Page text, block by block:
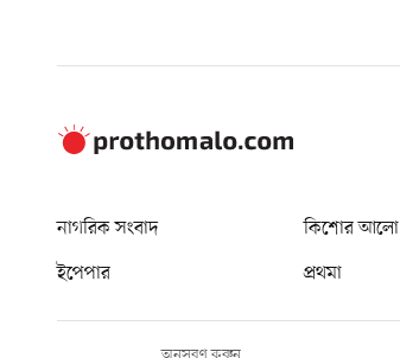
নাগরিক সংবাদ কিশোর আলো
ইপেপার
প্রথমা